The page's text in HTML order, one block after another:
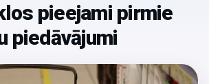
pieejami pirmie
piedāvājumi